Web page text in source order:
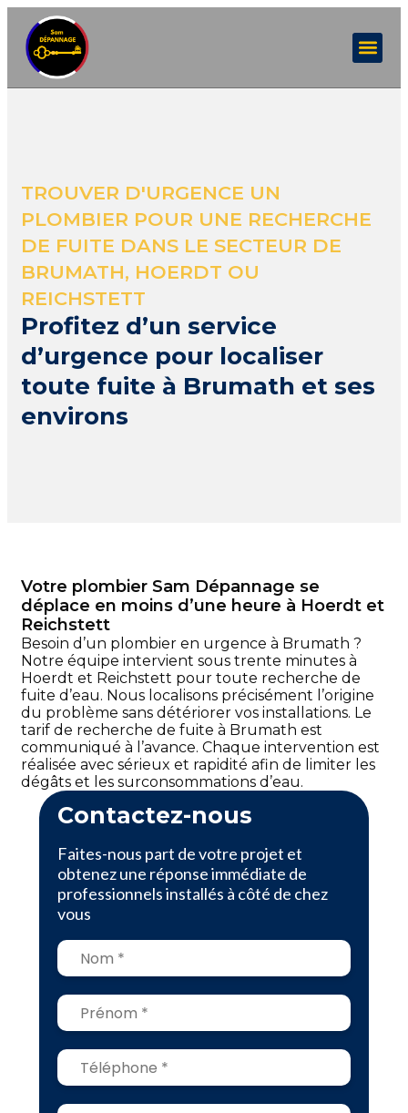
TROUVER D'URGENCE UN
PLOMBIER POUR UNE RECHERCHE
DE FUITE DANS LE SECTEUR DE
BRUMATH, HOERDT OU
REICHSTETT
Profitez d’un service
d’urgence pour localiser
toute fuite à Brumath et ses
environs
Votre plombier Sam Dépannage se
déplace en moins d’une heure à Hoerdt et
Reichstett
Besoin d’un plombier en urgence à Brumath ?
Notre équipe intervient sous trente minutes à
Hoerdt et Reichstett pour toute recherche de
fuite d’eau. Nous localisons précisément l’origine
du problème sans détériorer vos installations. Le
tarif de recherche de fuite à Brumath est
communiqué à l’avance. Chaque intervention est
réalisée avec sérieux et rapidité afin de limiter les
dégâts et les surconsommations d’eau.
Contactez-nous
Faites-nous part de votre projet et
obtenez une réponse immédiate de
professionnels installés à côté de chez
vous